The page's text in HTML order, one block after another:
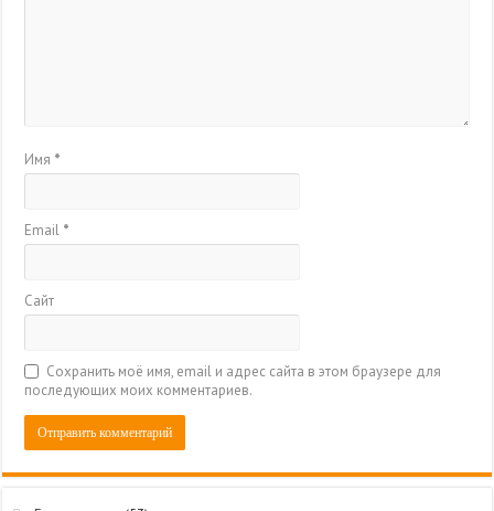
Имя *
Email *
Сайт
Сохранить моё имя, email и адрес сайта в этом браузере для
последующих моих комментариев.